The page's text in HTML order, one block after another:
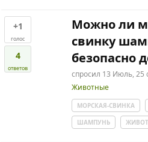
+1
голос
4
ответов
Можно ли
свинку
безопасно
спросил 13 Июль, 25
Животные
МОРСКАЯ-СВИНКА
ШАМПУНЬ